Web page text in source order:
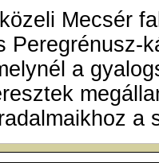
Mecsér
Peregrénusz-
a
a